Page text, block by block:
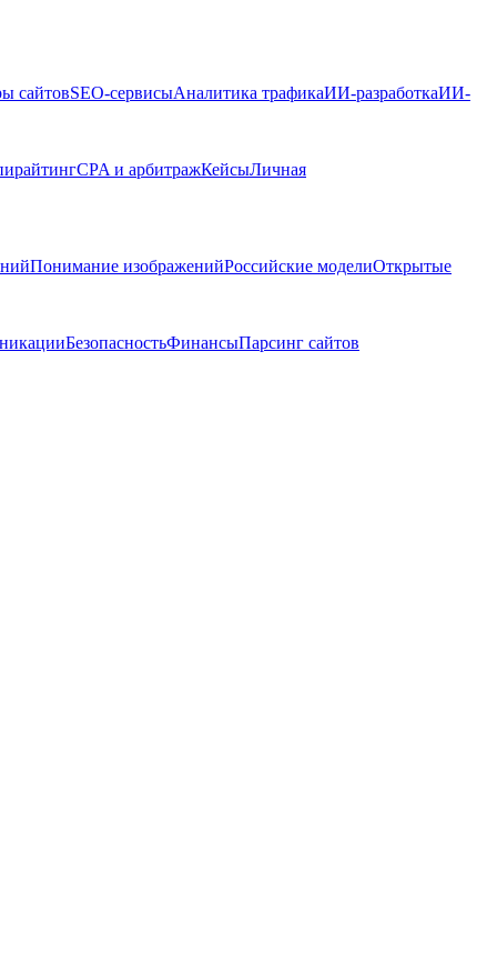
сайтовSEO-сервисыАналитика трафикаИИ-разработкаИИ-
CPA и арбитражКейсыЛичная
Понимание изображенийРоссийские моделиОткрытые
БезопасностьФинансыПарсинг сайтов